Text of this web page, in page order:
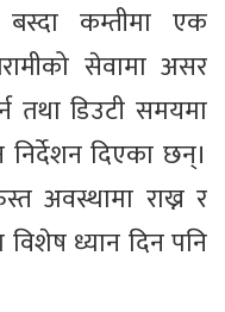
बस्दा कम्तीमा एक
सेवामा असर
तथा डिउटी समयमा
दिएका छन्।
अवस्थामा राख्न र
ध्यान दिन पनि